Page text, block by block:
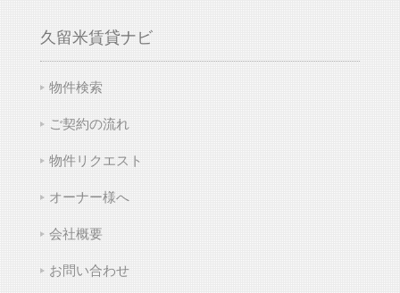
久留米賃貸ナビ
物件検索
ご契約の流れ
物件リクエスト
オーナー様へ
会社概要
お問い合わせ